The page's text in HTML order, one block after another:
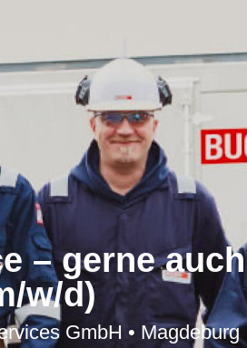
– gerne
w/d)
GmbH • Magdeburg